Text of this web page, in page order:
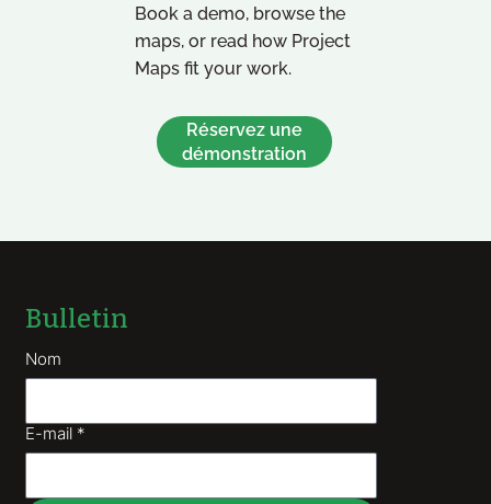
Book a demo, browse the
maps, or read how Project
Maps fit your work.
Réservez une
démonstration
Bulletin
Nom
E-mail *